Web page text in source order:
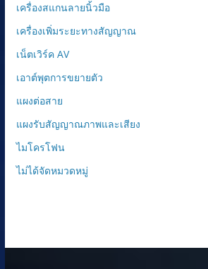
เครื่องสแกนลายนิ้วมือ
เครื่องเพิ่มระยะทางสัญญาณ
เน็ตเวิร์ค AV
เอาต์พุตการขยายตัว
แผงต่อสาย
แผงรับสัญญาณภาพและเสียง
ไมโครโฟน
ไม่ได้จัดหมวดหมู่